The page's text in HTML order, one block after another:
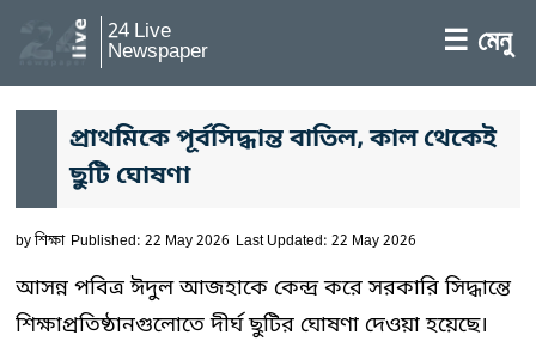
24 Live
Newspaper ☰ মেনু
প্রাথমিকে পূর্বসিদ্ধান্ত বাতিল, কাল থেকেই
ছুটি ঘোষণা
byশিক্ষা Published: 22 May 2026 Last Updated: 22 May 2026
আসন্ন পবিত্র ঈদুল আজহাকে কেন্দ্র করে সরকারি সিদ্ধান্তে
শিক্ষাপ্রতিষ্ঠানগুলোতে দীর্ঘ ছুটির ঘোষণা দেওয়া হয়েছে।